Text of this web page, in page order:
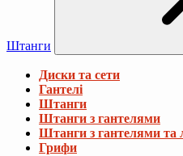
Штанги
Диски та сети
Гантелі
Штанги
Штанги з гантелями
Штанги з гантелями та
Грифи